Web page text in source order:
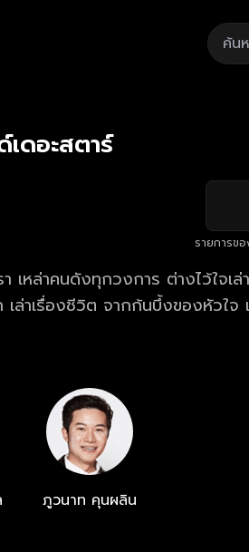
ดอะสตาร์
รายการข
เหล่าคนดังทุกวงการ ต่างไว้ใจเล่
ล่าเรื่องชีวิต จากก้นบึ้งของหัวใจ
อก "ให้เราได้เรียนรู้วิธีคิด จากชี
ภูวนาท คุนผลิน